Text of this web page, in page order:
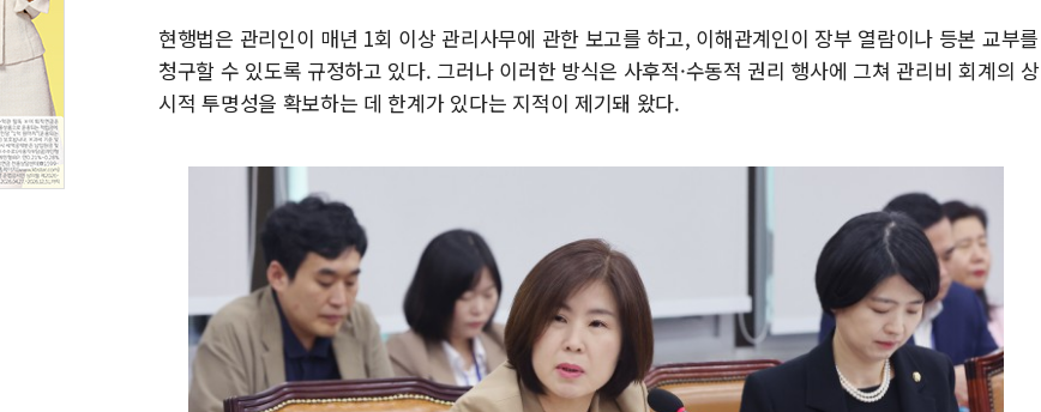
현행법은 관리인이 매년 1회 이상 관리사무에 관한 보고를 하고, 이해관계인이 장부 열람이나 등본 교부를
청구할 수 있도록 규정하고 있다. 그러나 이러한 방식은 사후적·수동적 권리 행사에 그쳐 관리비 회계의 상
시적 투명성을 확보하는 데 한계가 있다는 지적이 제기돼 왔다.